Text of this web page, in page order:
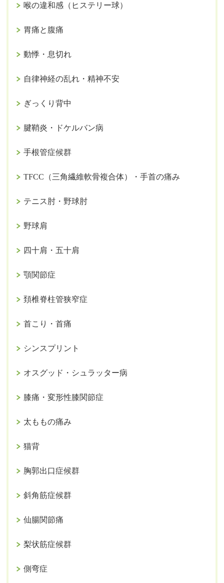
喉の違和感（ヒステリー球）
胃痛と腹痛
動悸・息切れ
自律神経の乱れ・精神不安
ぎっくり背中
腱鞘炎・ドケルバン病
手根管症候群
TFCC（三角繊維軟骨複合体）・手首の痛み
テニス肘・野球肘
野球肩
四十肩・五十肩
顎関節症
頚椎脊柱管狭窄症
首こり・首痛
シンスプリント
オスグッド・シュラッター病
膝痛・変形性膝関節症
太ももの痛み
猫背
胸郭出口症候群
斜角筋症候群
仙腸関節痛
梨状筋症候群
側弯症